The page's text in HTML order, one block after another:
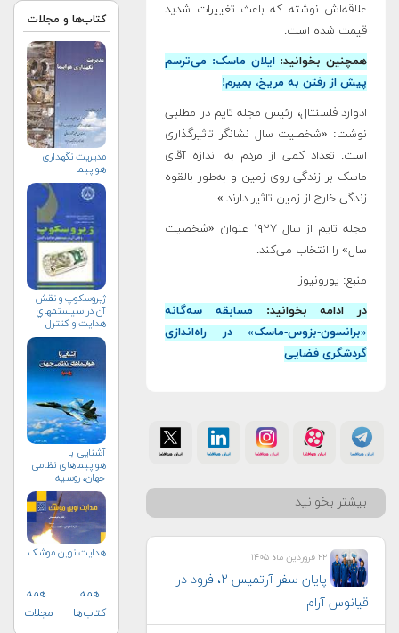
علاقه‌اش نوشته که باعث تغییرات شدید
قیمت شده است.
همچنین بخوانید:ایلان ماسک: می‌ترسم
پیش از رفتن به مریخ، بمیرم!
ادوارد فلسنتال، رئیس مجله تایم در مطلبی
نوشت: «شخصیت سال نشانگر تاثیرگذاری
است. تعداد کمی از مردم به اندازه آقای
ماسک بر زندگی روی زمین و به‌طور بالقوه
زندگی خارج از زمین تاثیر دارند.»
مجله تایم از سال ۱۹۲۷ عنوان «شخصیت
سال» را انتخاب می‌کند.
منبع: یورونیوز
در ادامه بخوانید: مسابقه سه‌گانه
«برانسون-بزوس-ماسک» در راه‌اندازی
گردشگری فضایی
بیشتر بخوانید
۲۲ فروردین ماه ۱۴۰۵
پایان سفر آرتمیس ۲، فرود در
اقیانوس آرام
کتاب‌ها و مجلات
مدیریت نگهداری
هواپیما
ژيروسكوپ و نقش
آن در سيستم‏هاي
هدايت و كنترل
آشنایی با
هواپیماهای نظامی
جهان، روسیه
هدایت نوین موشک
همه
کتاب‌ها
همه
مجلات